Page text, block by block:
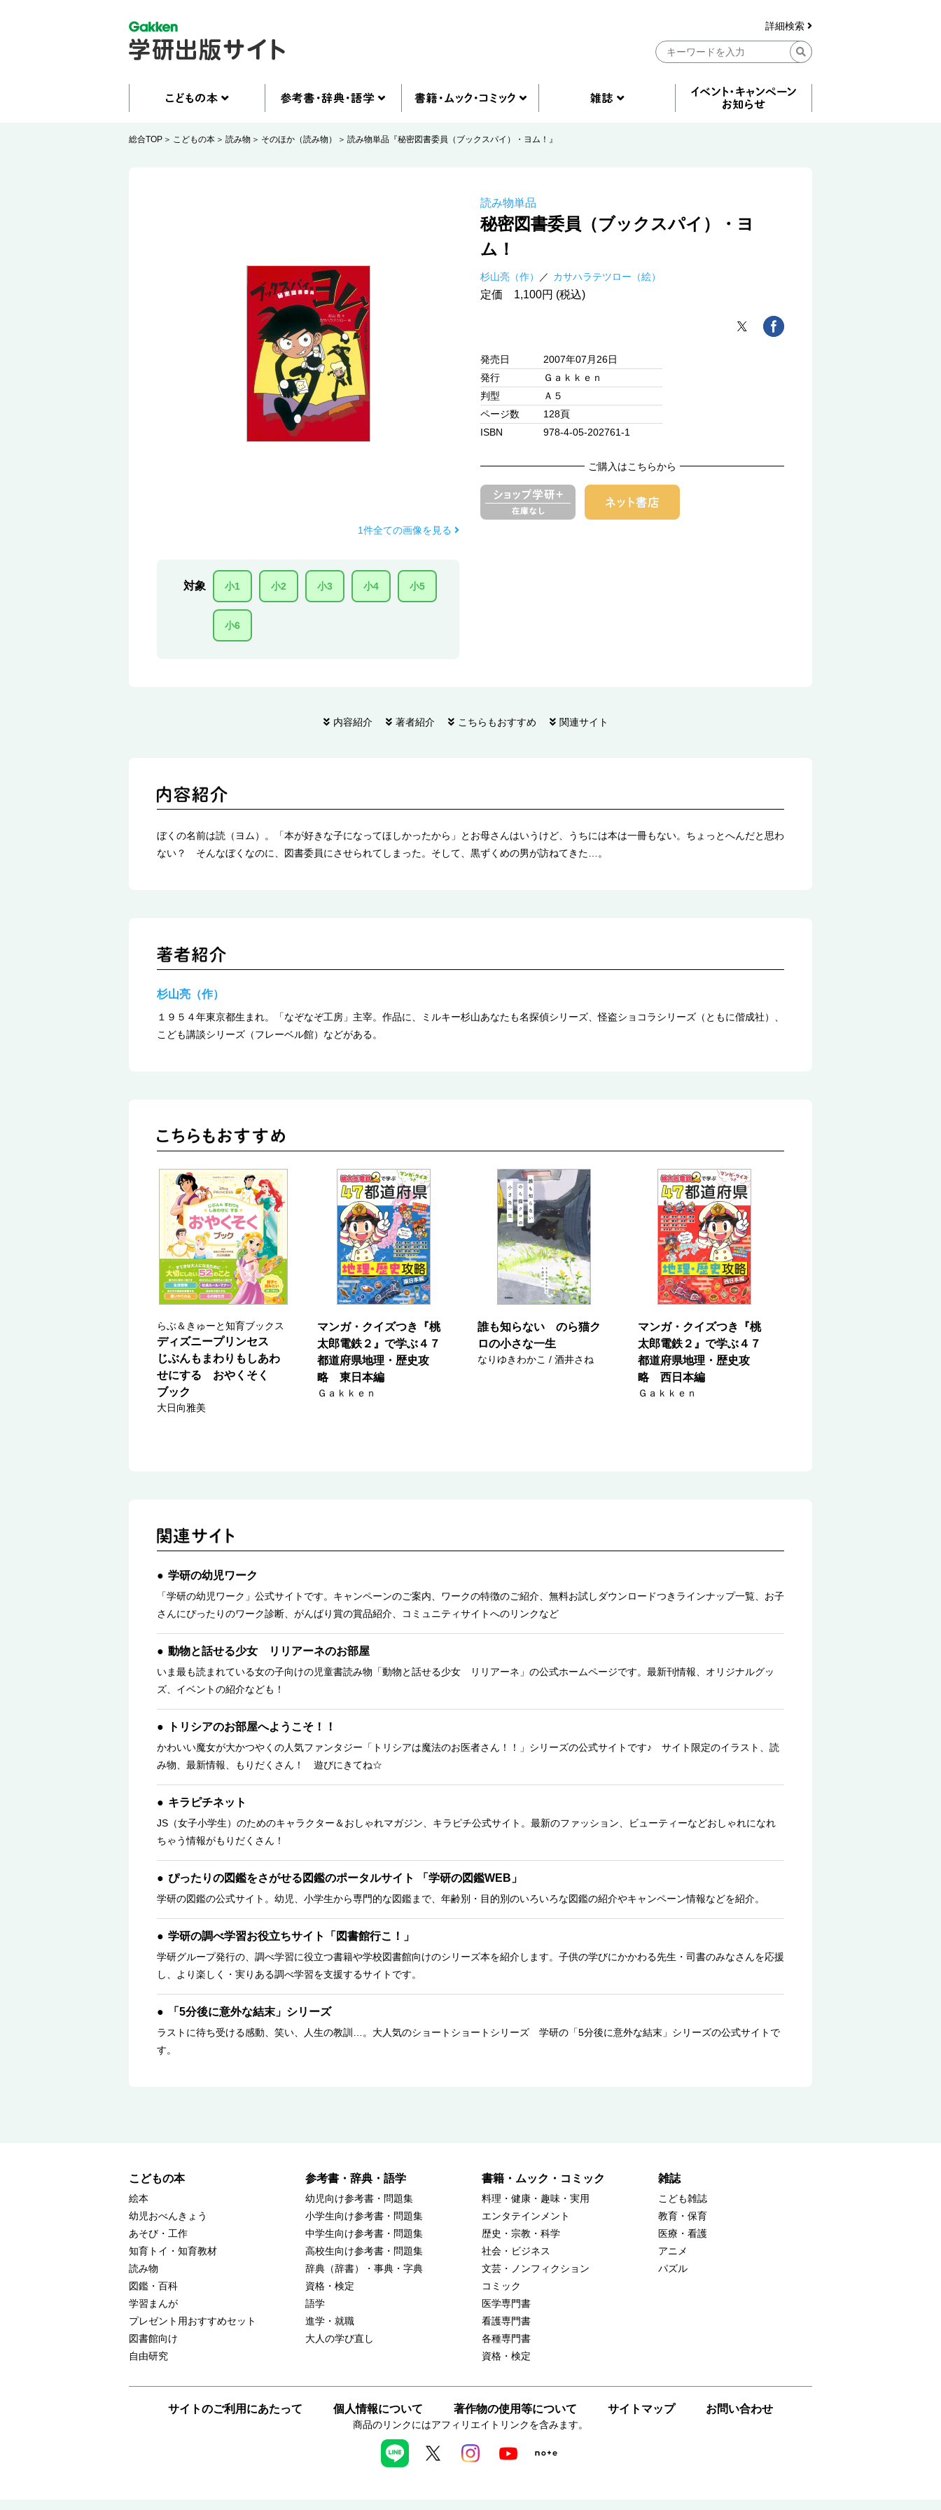
詳細検索
総合TOP こどもの本 読み物 そのほか（読み物） 読み物単品『秘密図書委員（ブックスパイ）・ヨム！』
1件全ての画像を見る
対象 小1 小2 小3 小4 小5
小6
読み物単品
秘密図書委員（ブックスパイ）・ヨ
ム！
杉山亮（作） カサハラテツロー（絵）
定価 1,100円 (税込)
発売日
2007年07月26日
発行
Ｇａｋｋｅｎ
判型
Ａ５
ページ数
128頁
ISBN
978-4-05-202761-1
ご購入はこちらから
内容紹介 著者紹介 こちらもおすすめ 関連サイト
ぼくの名前は読（ヨム）。「本が好きな子になってほしかったから」とお母さんはいうけど、うちには本は一冊もない。ちょっとへんだと思わ
ない？ そんなぼくなのに、図書委員にさせられてしまった。そして、黒ずくめの男が訪ねてきた…。
杉山亮（作）
１９５４年東京都生まれ。「なぞなぞ工房」主宰。作品に、ミルキー杉山あなたも名探偵シリーズ、怪盗ショコラシリーズ（ともに偕成社）、
こども講談シリーズ（フレーベル館）などがある。
らぶ＆きゅーと知育ブックス
ディズニープリンセス
じぶんもまわりもしあわ
せにする おやくそく
ブック
大日向雅美
マンガ・クイズつき『桃
太郎電鉄２』で学ぶ４７
都道府県地理・歴史攻
略 東日本編
Ｇａｋｋｅｎ
誰も知らない のら猫ク
ロの小さな一生
なりゆきわかこ / 酒井さね
マンガ・クイズつき『桃
太郎電鉄２』で学ぶ４７
都道府県地理・歴史攻
略 西日本編
Ｇａｋｋｅｎ
学研の幼児ワーク
「学研の幼児ワーク」公式サイトです。キャンペーンのご案内、ワークの特徴のご紹介、無料お試しダウンロードつきラインナップ一覧、お子
さんにぴったりのワーク診断、がんばり賞の賞品紹介、コミュニティサイトへのリンクなど
動物と話せる少女 リリアーネのお部屋
いま最も読まれている女の子向けの児童書読み物「動物と話せる少女 リリアーネ」の公式ホームページです。最新刊情報、オリジナルグッ
ズ、イベントの紹介なども！
トリシアのお部屋へようこそ！！
かわいい魔女が大かつやくの人気ファンタジー「トリシアは魔法のお医者さん！！」シリーズの公式サイトです♪ サイト限定のイラスト、読
み物、最新情報、もりだくさん！ 遊びにきてね☆
キラピチネット
JS（女子小学生）のためのキャラクター＆おしゃれマガジン、キラピチ公式サイト。最新のファッション、ビューティーなどおしゃれになれ
ちゃう情報がもりだくさん！
ぴったりの図鑑をさがせる図鑑のポータルサイト 「学研の図鑑WEB」
学研の図鑑の公式サイト。幼児、小学生から専門的な図鑑まで、年齢別・目的別のいろいろな図鑑の紹介やキャンペーン情報などを紹介。
学研の調べ学習お役立ちサイト「図書館行こ！」
学研グループ発行の、調べ学習に役立つ書籍や学校図書館向けのシリーズ本を紹介します。子供の学びにかかわる先生・司書のみなさんを応援
し、より楽しく・実りある調べ学習を支援するサイトです。
「5分後に意外な結末」シリーズ
ラストに待ち受ける感動、笑い、人生の教訓…。大人気のショートショートシリーズ 学研の「5分後に意外な結末」シリーズの公式サイトで
す。
こどもの本
絵本
幼児おべんきょう
あそび・工作
知育トイ・知育教材
読み物
図鑑・百科
学習まんが
プレゼント用おすすめセット
図書館向け
自由研究
参考書・辞典・語学
幼児向け参考書・問題集
小学生向け参考書・問題集
中学生向け参考書・問題集
高校生向け参考書・問題集
辞典（辞書）・事典・字典
資格・検定
語学
進学・就職
大人の学び直し
書籍・ムック・コミック
料理・健康・趣味・実用
エンタテインメント
歴史・宗教・科学
社会・ビジネス
文芸・ノンフィクション
コミック
医学専門書
看護専門書
各種専門書
資格・検定
雑誌
こども雑誌
教育・保育
医療・看護
アニメ
パズル
サイトのご利用にあたって 個人情報について 著作物の使用等について サイトマップ お問い合わせ
商品のリンクにはアフィリエイトリンクを含みます。